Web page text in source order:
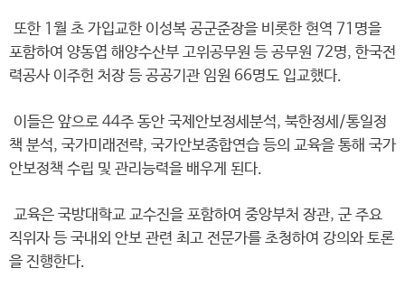
또한 1월 초 가입교한 이성복 공군준장을 비롯한 현역 71명을
포함하여 양동엽 해양수산부 고위공무원 등 공무원 72명, 한국전
력공사 이주헌 처장 등 공공기관 임원 66명도 입교했다.
이들은 앞으로 44주 동안 국제안보정세분석, 북한정세/통일정
책 분석, 국가미래전략, 국가안보종합연습 등의 교육을 통해 국가
안보정책 수립 및 관리능력을 배우게 된다.
교육은 국방대학교 교수진을 포함하여 중앙부처 장관, 군 주요
직위자 등 국내외 안보 관련 최고 전문가를 초청하여 강의와 토론
을 진행한다.